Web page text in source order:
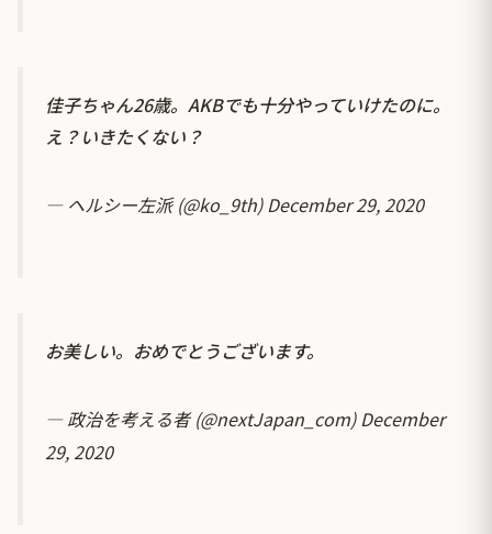
佳子ちゃん26歳。AKBでも十分やっていけたのに。
え？いきたくない？
— ヘルシー左派 (@ko_9th)December 29, 2020
お美しい。おめでとうございます。
— 政治を考える者 (@nextJapan_com)December
29, 2020